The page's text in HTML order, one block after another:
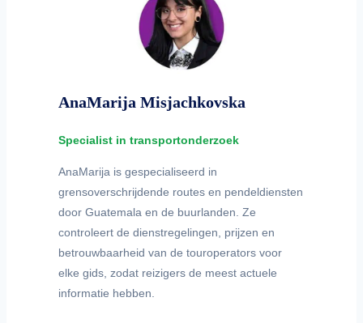
AnaMarija Misjachkovska
Specialist in transportonderzoek
AnaMarija is gespecialiseerd in
grensoverschrijdende routes en pendeldiensten
door Guatemala en de buurlanden. Ze
controleert de dienstregelingen, prijzen en
betrouwbaarheid van de touroperators voor
elke gids, zodat reizigers de meest actuele
informatie hebben.